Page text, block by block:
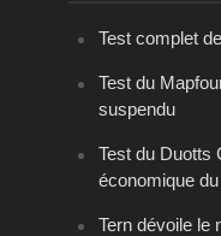
Test complet
Test du
suspendu
Test du Duotts
économique
Tern dévoile le